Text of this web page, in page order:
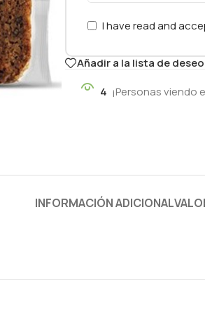
I have read and
Añadir a la lista de
4 ¡Personas viendo
INFORMACIÓN ADICIONAL